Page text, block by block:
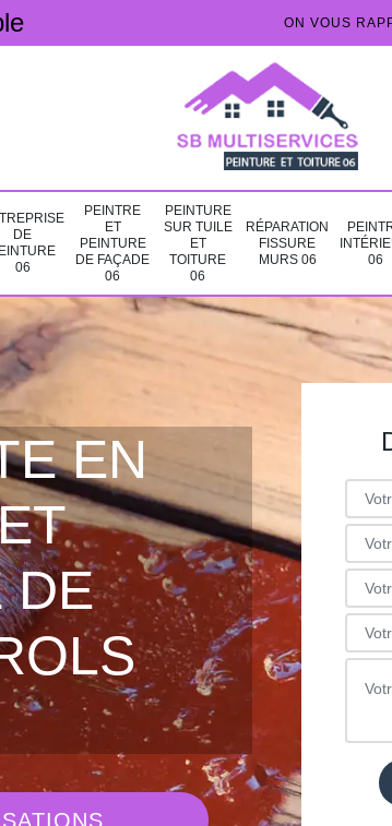
ON VOUS
DE
06
PEINTRE
ET
PEINTURE
DE FAÇADE
06
PEINTURE
SUR TUILE
ET
TOITURE
06
RÉPARATION
FISSURE
MURS 06
06
EN
DE